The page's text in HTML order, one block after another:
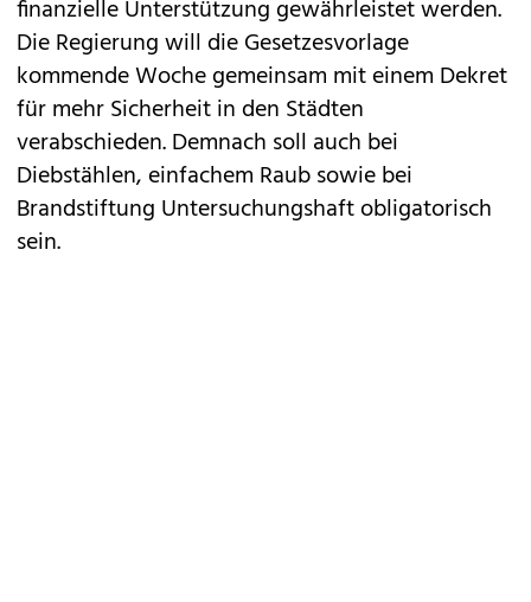
finanzielle Unterstützung gewährleistet werden.
Die Regierung will die Gesetzesvorlage
kommende Woche gemeinsam mit einem Dekret
für mehr Sicherheit in den Städten
verabschieden. Demnach soll auch bei
Diebstählen, einfachem Raub sowie bei
Brandstiftung Untersuchungshaft obligatorisch
sein.